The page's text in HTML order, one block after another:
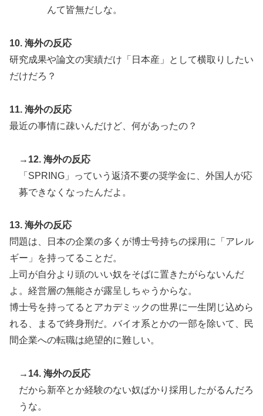
んて皆無だしな。
10. 海外の反応
研究成果や論文の実績だけ「日本産」として横取りしたい
だけだろ？
11. 海外の反応
最近の事情に疎いんだけど、何があったの？
→12. 海外の反応
「SPRING」っていう返済不要の奨学金に、外国人が応
募できなくなったんだよ。
13. 海外の反応
問題は、日本の企業の多くが博士号持ちの採用に「アレル
ギー」を持ってることだ。
上司が自分より頭のいい奴をそばに置きたがらないんだ
よ。経営層の無能さが露呈しちゃうからな。
博士号を持ってるとアカデミックの世界に一生閉じ込めら
れる、まるで終身刑だ。バイオ系とかの一部を除いて、民
間企業への転職は絶望的に難しい。
→14. 海外の反応
だから新卒とか経験のない奴ばかり採用したがるんだろ
うな。